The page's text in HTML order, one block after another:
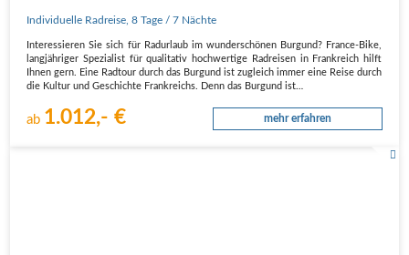
Individuelle Radreise ,8 Tage / 7 Nächte
Interessieren Sie sich für Radurlaub im wunderschönen Burgund? France-Bike,
langjähriger Spezialist für qualitativ hochwertige Radreisen in Frankreich hilft
Ihnen gern. Eine Radtour durch das Burgund ist zugleich immer eine Reise durch
die Kultur und Geschichte Frankreichs. Denn das Burgund ist…
ab 1.012,- € mehr erfahren